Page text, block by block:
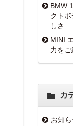
BMW
クト
しさ
MINI
力を
カ
お知